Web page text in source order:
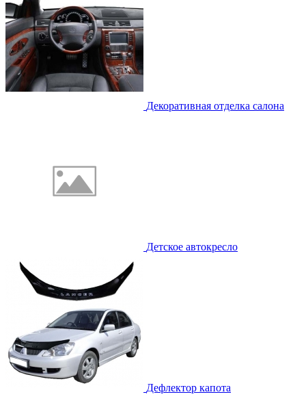
Декоративная отделка салона
Детское автокресло
Дефлектор капота